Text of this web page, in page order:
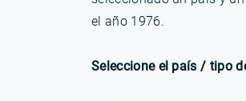
el año 1976.
Seleccione el país / tipo